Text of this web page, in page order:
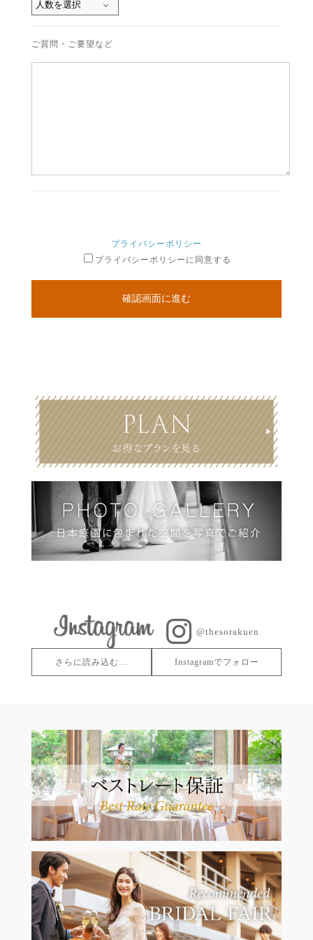
ご質問・ご要望など
プライバシーポリシー
プライバシーポリシーに同意する
確認画面に進む
@thesorakuen
さらに読み込む… Instagramでフォロー